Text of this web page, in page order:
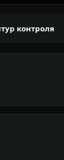
контроля